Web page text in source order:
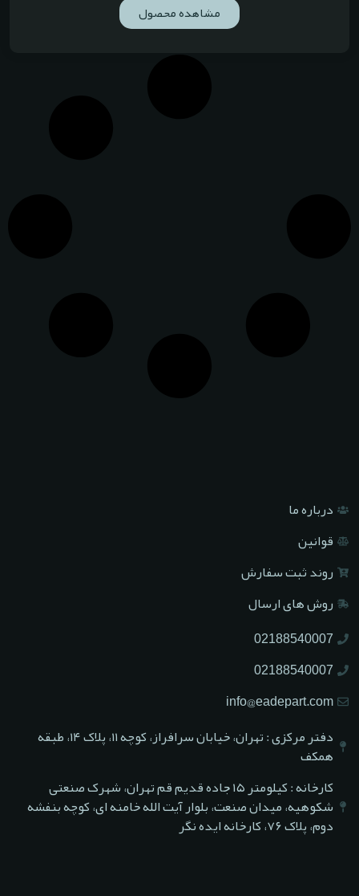
مشاهده محصول
درباره ما
قوانین
روند ثبت سفارش
روش های ارسال
02188540007
02188540007
info@eadepart.com
دفتر مرکزی : تهران، خیابان سرافراز، کوچه ۱۱، پلاک ۱۴، طبقه
همکف
کارخانه : کیلومتر ۱۵ جاده قدیم قم تهران، شهرک صنعتی
شکوهیه، میدان صنعت، بلوار آیت الله خامنه ای، کوچه بنفشه
دوم، پلاک ۷۶، کارخانه ایده نگر